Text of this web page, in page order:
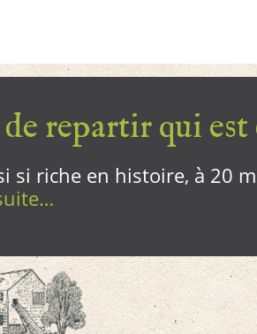
de repartir qui
riche en histoire, à 20